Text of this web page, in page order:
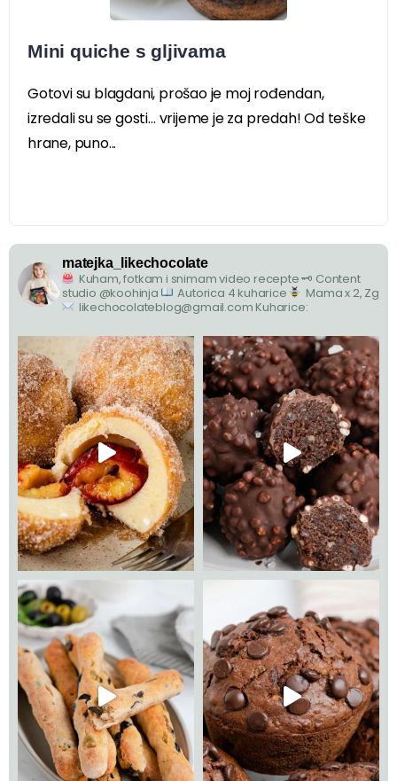
Mini quiche s gljivama
Gotovi su blagdani, prošao je moj rođendan,
izredali su se gosti… vrijeme je za predah! Od teške
hrane, puno...
matejka_likechocolate
Kuham, fotkam i snimam video recepte🗝 Content
studio @koohinja
Autorica 4 kuharice
Mama x 2, Zg
likechocolateblog@gmail.com Kuharice: